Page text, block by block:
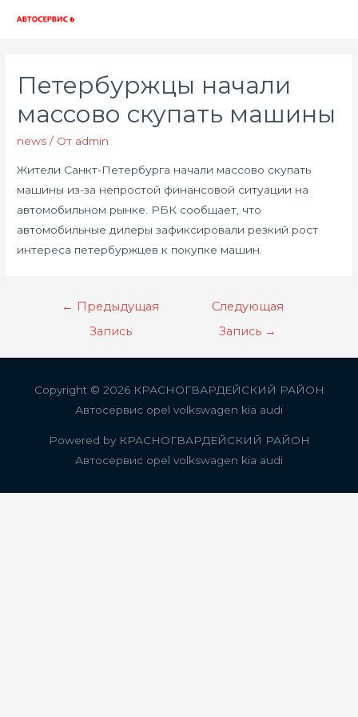
Петербуржцы начали
массово скупать машины
news / От admin
Жители Санкт-Петербурга начали массово скупать
машины из-за непростой финансовой ситуации на
автомобильном рынке. РБК сообщает, что
автомобильные дилеры зафиксировали резкий рост
интереса петербуржцев к покупке машин.
Навигация
записям
← Предыдущая
Запись
Следующая
Запись →
Copyright © 2026 КРАСНОГВАРДЕЙСКИЙ РАЙОН
Автосервис opel volkswagen kia audi
Powered by КРАСНОГВАРДЕЙСКИЙ РАЙОН
Автосервис opel volkswagen kia audi